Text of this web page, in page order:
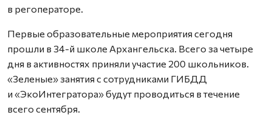
в регоператоре.
Первые образовательные мероприятия сегодня
прошли в 34-й школе Архангельска. Всего за четыре
дня в активностях приняли участие 200 школьников.
«Зеленые» занятия с сотрудниками ГИБДД
и «ЭкоИнтегратора» будут проводиться в течение
всего сентября.